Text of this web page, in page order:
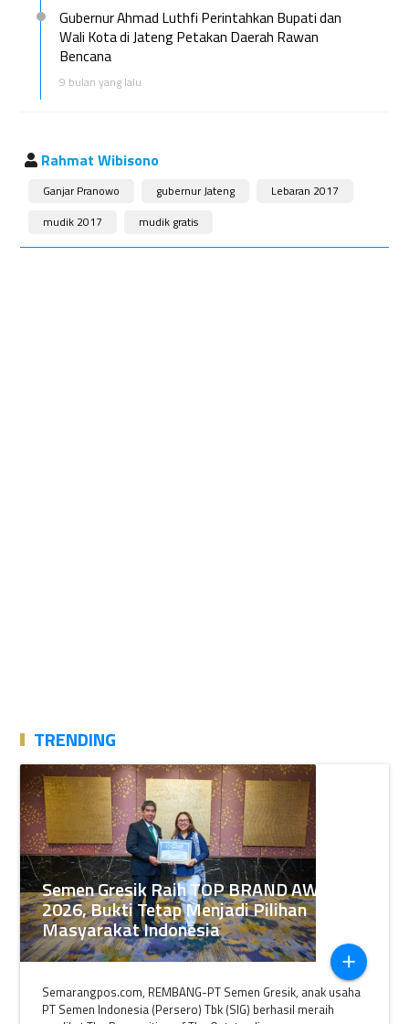
Gubernur Ahmad Luthfi Perintahkan Bupati dan
Wali Kota di Jateng Petakan Daerah Rawan
Bencana
9 bulan yang lalu
Rahmat Wibisono
Ganjar Pranowo gubernur Jateng
Lebaran 2017
mudik 2017
mudik gratis
TRENDING
Semen Gresik Raih TOP BRAND AWARDS
2026, Bukti Tetap Menjadi Pilihan
Masyarakat Indonesia
add
Semarangpos.com, REMBANG-PT Semen Gresik, anak usaha
PT Semen Indonesia (Persero) Tbk (SIG) berhasil meraih